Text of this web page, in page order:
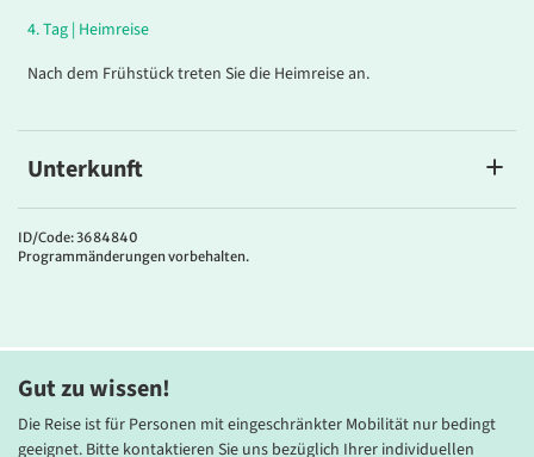
4.Tag | Heimreise
Nach dem Frühstück treten Sie die Heimreise an.
Unterkunft
Ihr Hotel
Das charmante
Ort Castel d’Azzano, nur etwa 9 km südlich von Verona. Die
gemütliche Bar, ein elegantes Restaurant sowie ein gepflegter
über Dusche/WC, Telefon, TV, Klimaanlage, Heizung, Minibar, Safe
ID/Code: 3684840
Programmänderungen vorbehalten.
Gut zu wissen!
Die Reise ist für Personen mit eingeschränkter Mobilität nur bedingt
geeignet. Bitte kontaktieren Sie uns bezüglich Ihrer individuellen